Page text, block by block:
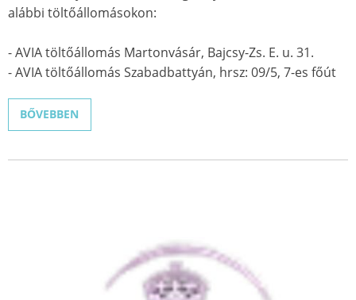
alábbi töltőállomásokon:
- AVIA töltőállomás Martonvásár, Bajcsy-Zs. E. u. 31.
- AVIA töltőállomás Szabadbattyán, hrsz: 09/5, 7-es főút
BŐVEBBEN